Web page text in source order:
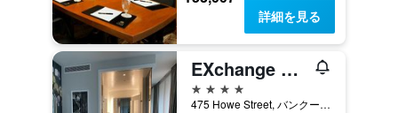
詳細を見る
EXchange ホテル バンクーバー
4つ星
475 Howe Street, バンクーバー, BC, カナダ